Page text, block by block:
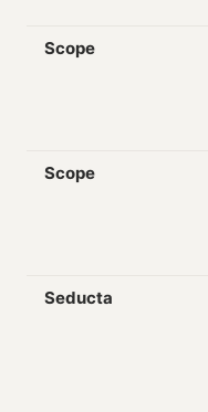
Scope
Scope
Seducta